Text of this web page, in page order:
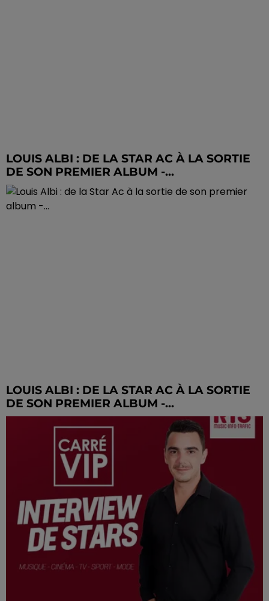
LOUIS ALBI : DE LA STAR AC À LA SORTIE
DE SON PREMIER ALBUM -...
LOUIS ALBI : DE LA STAR AC À LA SORTIE
DE SON PREMIER ALBUM -...